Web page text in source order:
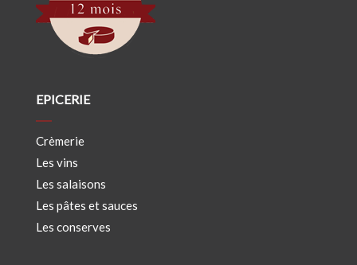
EPICERIE
Crèmerie
Les vins
Les salaisons
Les pâtes et sauces
Les conserves